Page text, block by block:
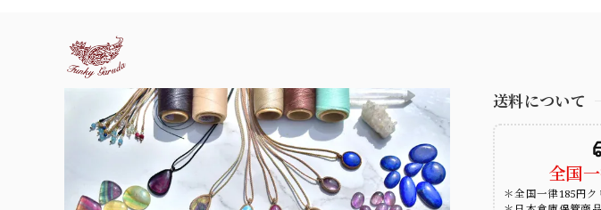
送料について
全国
＊全国一律185円ク